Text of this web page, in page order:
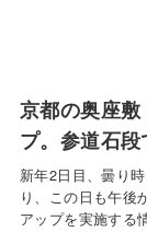
京都の奥座
プ。参道石
新年2日目、曇り
り、この日も午後
アップを実施する